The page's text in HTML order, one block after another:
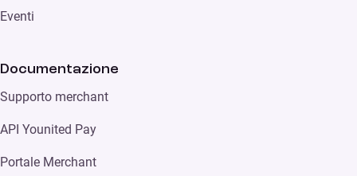
Eventi
Documentazione
Supporto merchant
API Younited Pay
Portale Merchant